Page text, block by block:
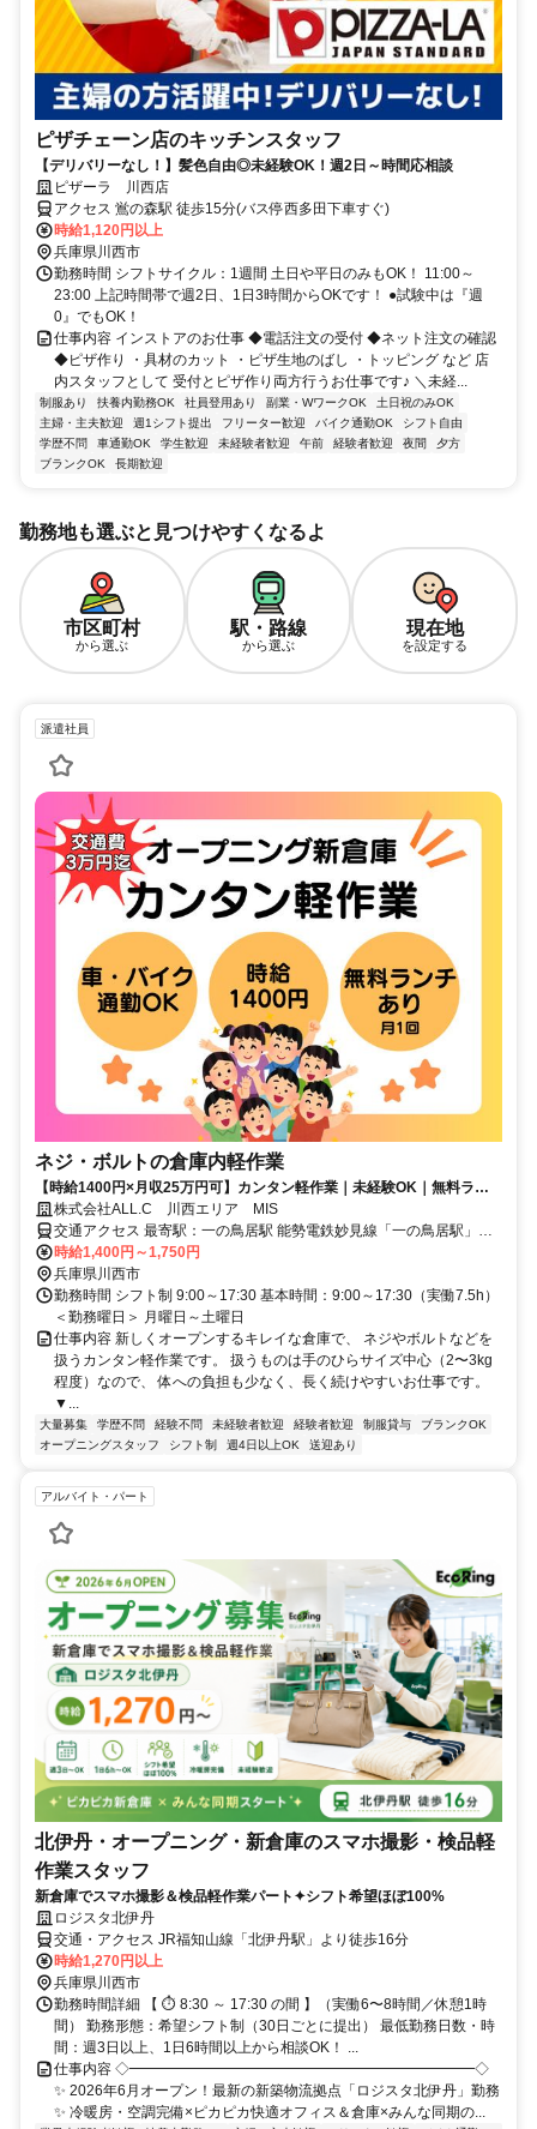
ピザチェーン店のキッチンスタッフ
【デリバリーなし！】髪色自由◎未経験OK！週2日～時間応相談
ピザーラ 川西店
アクセス 鴬の森駅 徒歩15分(バス停西多田下車すぐ)
時給1,120円以上
兵庫県川西市
勤務時間 シフトサイクル：1週間 土日や平日のみもOK！ 11:00～
23:00 上記時間帯で週2日、1日3時間からOKです！ ●試験中は『週
0』でもOK！
仕事内容 インストアのお仕事 ◆電話注文の受付 ◆ネット注文の確認
◆ピザ作り ・具材のカット ・ピザ生地のばし ・トッピング など 店
内スタッフとして 受付とピザ作り両方行うお仕事です♪ ＼未経...
制服あり 扶養内勤務OK 社員登用あり 副業・WワークOK
土日祝のみOK
主婦・主夫歓迎
週1シフト提出 フリーター歓迎 バイク通勤OK
シフト自由
学歴不問
車通勤OK 学生歓迎 未経験者歓迎 午前 経験者歓迎 夜間
夕方
ブランクOK
長期歓迎
勤務地も選ぶと見つけやすくなるよ
市区町村
から選ぶ
駅・路線
から選ぶ
現在地
を設定する
派遣社員
ネジ・ボルトの倉庫内軽作業
【時給1400円×月収25万円可】カンタン軽作業｜未経験OK｜無料ラン
チあり｜空調完備の新倉庫
株式会社ALL.C 川西エリア MIS
交通アクセス 最寄駅：一の鳥居駅 能勢電鉄妙見線「一の鳥居駅」か
ら徒歩20分 ┗無料送迎バス運行中 10分に1本！出勤時間に合わせて
運行してます！ ◎車・バイク・自転車通勤OK（無料駐車場あり） ＜
幅広いエリアから通勤しやすい好立地！＞ 川西市内はもちろん、 猪
名川町・宝塚市・伊丹市方面からも通勤しやすい立地です。 通いや
すさ重視の方にオススメの職場です！
時給1,400円～1,750円
兵庫県川西市
勤務時間 シフト制 9:00～17:30 基本時間：9:00～17:30（実働7.5h）
＜勤務曜日＞ 月曜日～土曜日
仕事内容 新しくオープンするキレイな倉庫で、 ネジやボルトなどを
扱うカンタン軽作業です。 扱うものは手のひらサイズ中心（2〜3kg
程度）なので、 体への負担も少なく、長く続けやすいお仕事です。
▼...
大量募集 学歴不問 経験不問 未経験者歓迎 経験者歓迎 制服貸与
ブランクOK
オープニングスタッフ
シフト制 週4日以上OK 送迎あり
アルバイト・パート
北伊丹・オープニング・新倉庫のスマホ撮影・検品軽
作業スタッフ
新倉庫でスマホ撮影＆検品軽作業パート✦シフト希望ほぼ100%
ロジスタ北伊丹
交通・アクセス JR福知山線「北伊丹駅」より徒歩16分
時給1,270円以上
兵庫県川西市
勤務時間詳細 【 ⏱ 8:30 ～ 17:30 の間 】（実働6〜8時間／休憩1時
間） 勤務形態：希望シフト制（30日ごとに提出） 最低勤務日数・時
間：週3日以上、1日6時間以上から相談OK！ ...
仕事内容 ◇━━━━━━━━━━━━━━━━━━━━━━━━◇
✨ 2026年6月オープン！最新の新築物流拠点「ロジスタ北伊丹」勤務
✨ 冷暖房・空調完備×ピカピカ快適オフィス＆倉庫×みんな同期の...